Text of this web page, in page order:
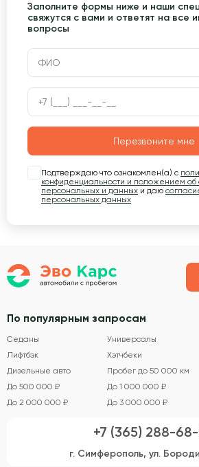
Заполните формы ниже и наши
свяжутся с вами и ответят на все
вопросы
Перезвоните мне
Подтверждаю что ознакомлен(а) с
конфиденциальности и положением об
персональных и данных и даю
персональных данных
По популярным запросам
Седаны Универсалы
Лифтбэк
Хэтчбеки
Дизельные авто
Пробег до 50 000 км
До 500 000 ₽
До 1 000 000 ₽
До 2 000 000 ₽
До 3 000 000 ₽
+7 (365) 288-
г. Симферополь, ул.